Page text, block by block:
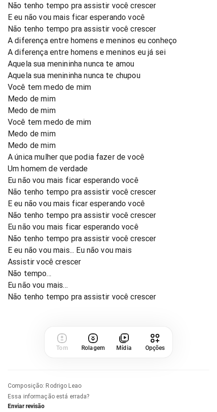
Não tenho tempo pra assistir você crescer
E eu não vou mais ficar esperando você
Não tenho tempo pra assistir você crescer
A diferença entre homens e meninos eu conheço
A diferença entre homens e meninos eu já sei
Aquela sua menininha nunca te amou
Aquela sua menininha nunca te chupou
Você tem medo de mim
Medo de mim
Medo de mim
Você tem medo de mim
Medo de mim
Medo de mim
A única mulher que podia fazer de você
Um homem de verdade
Eu não vou mais ficar esperando você
Não tenho tempo pra assistir você crescer
E eu não vou mais ficar esperando você
Não tenho tempo pra assistir você crescer
Eu não vou mais ficar esperando você
Não tenho tempo pra assistir você crescer
E eu não vou mais... Eu não vou mais
Assistir você crescer
Não tempo...
Eu não vou mais...
Não tenho tempo pra assistir você crescer
Tom Rolagem Mídia Opções
Composição: Rodrigo Leao
Essa informação está errada?
Enviar revisão